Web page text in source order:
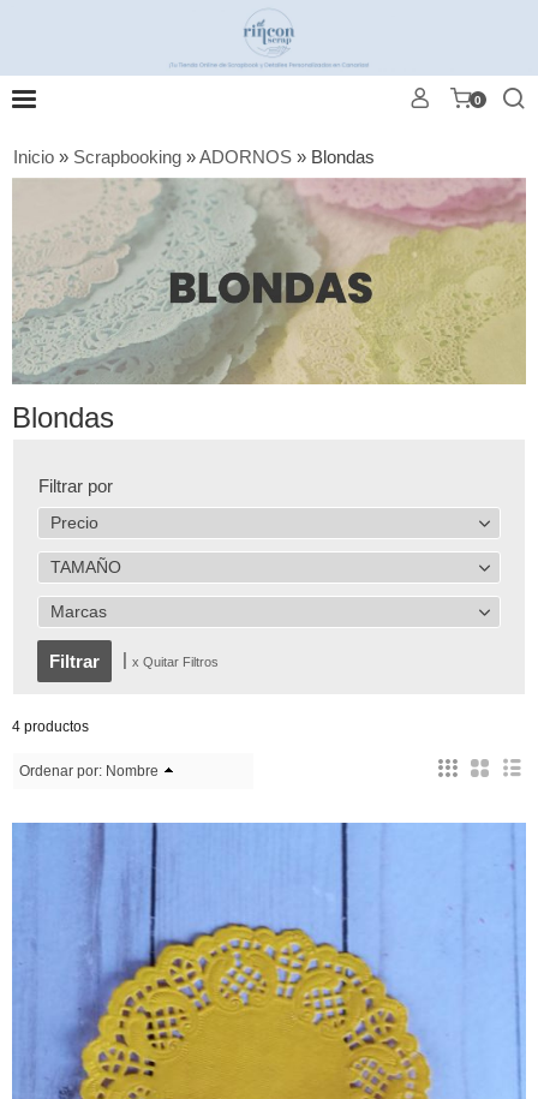
0
Inicio » Scrapbooking »ADORNOS » Blondas
Blondas
Filtrar por
Precio
TAMAÑO
Marcas
x Quitar Filtros
4 productos
Ordenar por: Nombre